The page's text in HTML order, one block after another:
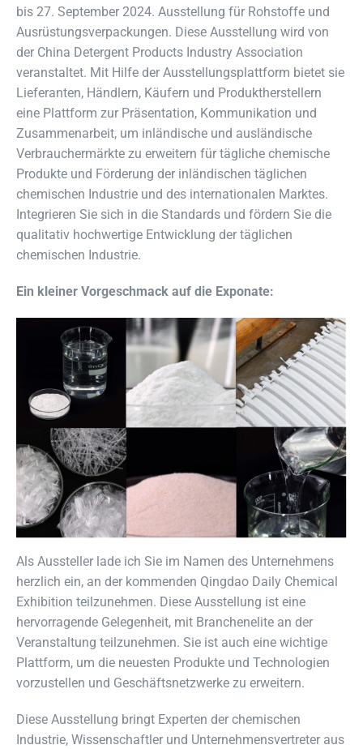
bis 27. September 2024. Ausstellung für Rohstoffe und
Ausrüstungsverpackungen. Diese Ausstellung wird von
der China Detergent Products Industry Association
veranstaltet. Mit Hilfe der Ausstellungsplattform bietet sie
Lieferanten, Händlern, Käufern und Produktherstellern
eine Plattform zur Präsentation, Kommunikation und
Zusammenarbeit, um inländische und ausländische
Verbrauchermärkte zu erweitern für tägliche chemische
Produkte und Förderung der inländischen täglichen
chemischen Industrie und des internationalen Marktes.
Integrieren Sie sich in die Standards und fördern Sie die
qualitativ hochwertige Entwicklung der täglichen
chemischen Industrie.
Ein kleiner Vorgeschmack auf die Exponate:
Als Aussteller lade ich Sie im Namen des Unternehmens
herzlich ein, an der kommenden Qingdao Daily Chemical
Exhibition teilzunehmen. Diese Ausstellung ist eine
hervorragende Gelegenheit, mit Branchenelite an der
Veranstaltung teilzunehmen. Sie ist auch eine wichtige
Plattform, um die neuesten Produkte und Technologien
vorzustellen und Geschäftsnetzwerke zu erweitern.
Diese Ausstellung bringt Experten der chemischen
Industrie, Wissenschaftler und Unternehmensvertreter aus